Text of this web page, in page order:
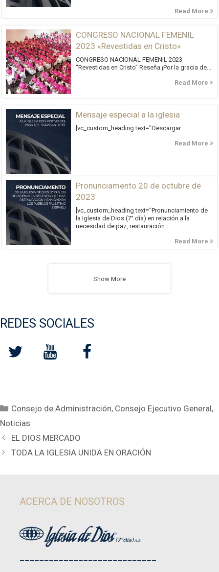
Read More
CONGRESO NACIONAL FEMENIL
2023 «Revestidas en Cristo»
CONGRESO NACIONAL FEMENIL 2023
“Revestidas en Cristo” Reseña ¡Por la gracia de...
Read More
Mensaje especial a la iglesia
[vc_custom_heading text="Descargar...
Read More
Pronunciamento 20 de octubre de
2023
[vc_custom_heading text="Pronunciamiento de
la Iglesia de Dios (7° día) en relación a la
necesidad de paz, restauración...
Read More
Show More
REDES SOCIALES
Categorías
Consejo de Administración, Consejo Ejecutivo General,
Noticias
EL DIOS MERCADO
TODA LA IGLESIA UNIDA EN ORACIÓN
ACERCA DE NOSOTROS